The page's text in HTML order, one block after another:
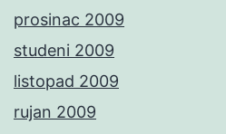
prosinac 2009
studeni 2009
listopad 2009
rujan 2009